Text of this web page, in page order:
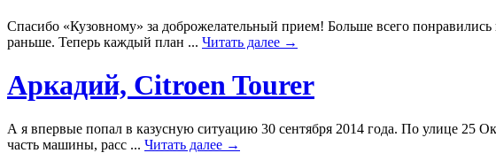
Спасибо «Кузовному» за доброжелательный прием! Больше всего
раньше. Теперь каждый план ... Читать далее →
Аркадий, Citroen Tourer
А я впервые попал в казусную ситуацию 30 сентября 2014 года. По улице 25
часть машины, расс ... Читать далее →